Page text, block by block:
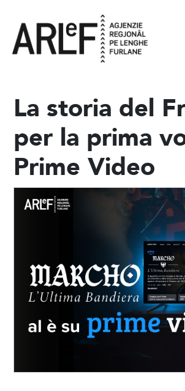
La storia del
per la prima
Prime Video